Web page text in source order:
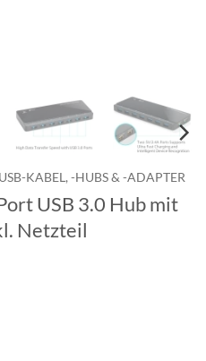
USB-KABEL, -HUBS & -ADAPTER
USB 3.0 Hub mit
Netzteil